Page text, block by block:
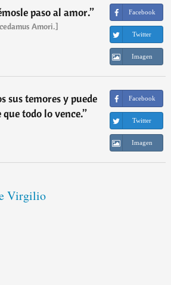
paso al amor.”
Amori.]
Facebook
Twitter
Imagen
sus temores y puede
todo lo vence.”
Facebook
Twitter
Imagen
Virgilio